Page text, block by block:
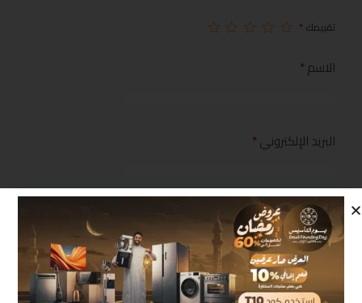
تقييمك *
الاسم*
البريد الإلكتروني*
مراجعتك*